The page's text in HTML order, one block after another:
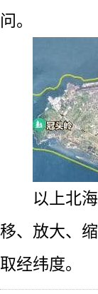
问。
以上北
移、放大、
取经纬度。